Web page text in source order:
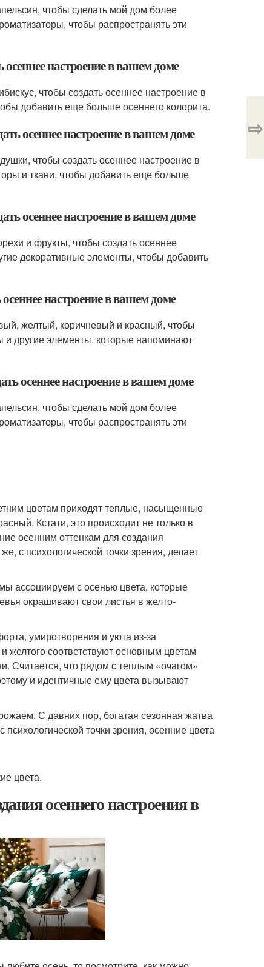
чтобы сделать мой дом более
чтобы распространять эти
настроение в вашем доме
чтобы создать осеннее настроение в
добавить еще больше осеннего колорита.
осеннее настроение в вашем доме
чтобы создать осеннее настроение в
и ткани, чтобы добавить еще больше
осеннее настроение в вашем доме
и фрукты, чтобы создать осеннее
декоративные элементы, чтобы добавить
настроение в вашем доме
желтый, коричневый и красный, чтобы
и другие элементы, которые напоминают
осеннее настроение в вашем доме
чтобы сделать мой дом более
чтобы распространять эти
цветам приходят теплые, насыщенные
Кстати, это происходит не только в
осенним оттенкам для создания
с психологической точки зрения, делает
ассоциируем с осенью цвета, которые
окрашивают свои листья в желто-
умиротворения и уюта из-за
желтого соответствуют основным цветам
Считается, что рядом с теплым «очагом»
и идентичные ему цвета вызывают
С давних пор, богатая сезонная жатва
точки зрения, осенние цвета
цвета.
осеннего настроения в
⇨